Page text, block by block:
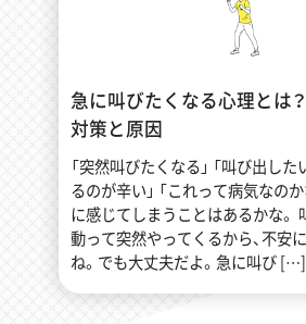
急に叫びたくなる心理とは
対策と原因
「突然叫びたくなる」 「叫び出し
るのが辛い」 「これって病気なの
に感じてしまうことはあるかな。
動って突然やってくるから、不安
ね。でも大丈夫だよ。急に叫び […]